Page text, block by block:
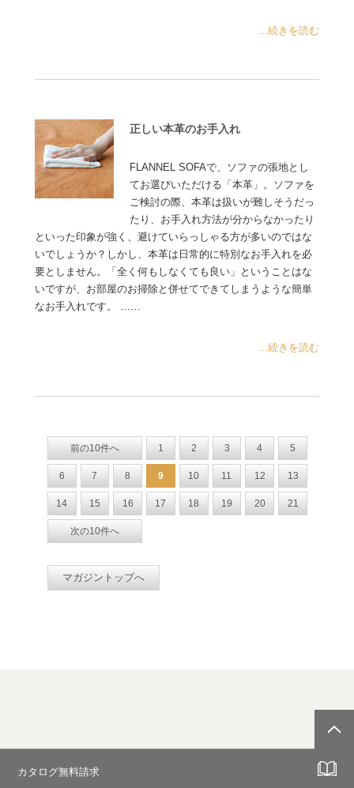
...続きを読む
正しい本革のお手入れ
FLANNEL SOFAで、ソファの張地とし
てお選びいただける「本革」。ソファを
ご検討の際、本革は扱いが難しそうだっ
たり、お手入れ方法が分からなかったり
といった印象が強く、避けていらっしゃる方が多いのではな
いでしょうか？しかし、本革は日常的に特別なお手入れを必
要としません。「全く何もしなくても良い」ということはな
いですが、お部屋のお掃除と併せてできてしまうような簡単
なお手入れです。 ……
...続きを読む
前の10件へ 1 2 3 4 5
6 7 8 9 10 11 12 13
14 15 16 17 18 19 20 21
次の10件へ
マガジントップへ
カタログ無料請求